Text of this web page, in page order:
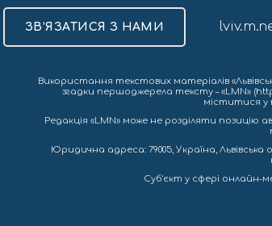
ЗВ’ЯЗАТИСЯ З НАМИ
Використання текстових матеріалів
згадки першоджерела тексту – «LMN»
міститися у
Редакція «LMN» може не розділяти позицію
Юридична адреса: 79005, Україна, Львівська
Cуб'єкт у сфері онлайн-